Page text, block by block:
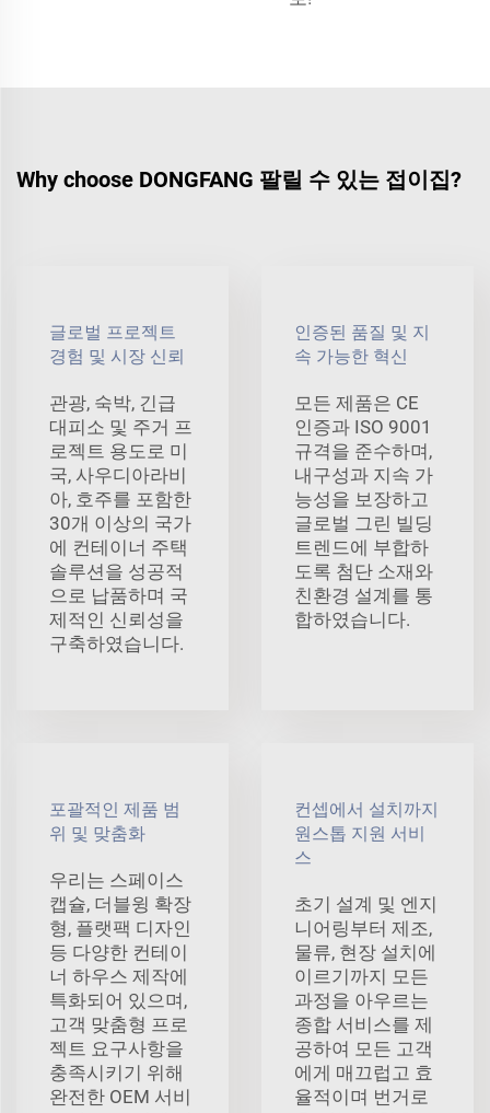
Why choose DONGFANG 팔릴 수 있는 접이집?
글로벌 프로젝트
경험 및 시장 신뢰
관광, 숙박, 긴급
대피소 및 주거 프
로젝트 용도로 미
국, 사우디아라비
아, 호주를 포함한
30개 이상의 국가
에 컨테이너 주택
솔루션을 성공적
으로 납품하며 국
제적인 신뢰성을
구축하였습니다.
인증된 품질 및 지
속 가능한 혁신
모든 제품은 CE
인증과 ISO 9001
규격을 준수하며,
내구성과 지속 가
능성을 보장하고
글로벌 그린 빌딩
트렌드에 부합하
도록 첨단 소재와
친환경 설계를 통
합하였습니다.
포괄적인 제품 범
위 및 맞춤화
우리는 스페이스
캡슐, 더블윙 확장
형, 플랫팩 디자인
등 다양한 컨테이
너 하우스 제작에
특화되어 있으며,
고객 맞춤형 프로
젝트 요구사항을
충족시키기 위해
완전한 OEM 서비
컨셉에서 설치까지
원스톱 지원 서비
스
초기 설계 및 엔지
니어링부터 제조,
물류, 현장 설치에
이르기까지 모든
과정을 아우르는
종합 서비스를 제
공하여 모든 고객
에게 매끄럽고 효
율적이며 번거로